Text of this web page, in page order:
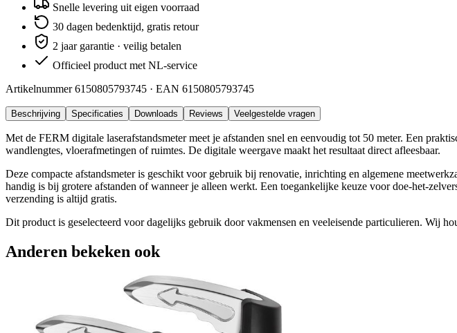
Snelle levering uit eigen voorraad
30 dagen bedenktijd, gratis retour
2 jaar garantie · veilig betalen
Officieel product met NL-service
Artikelnummer6150805793745 · EAN 6150805793745
Beschrijving Specificaties Downloads Reviews Veelgestelde vragen
Met de FERM digitale laserafstandsmeter meet je afstanden snel en eenvoudig tot 50 meter. Een
wandlengtes, vloerafmetingen of ruimtes. De digitale weergave maakt het resultaat direct afleesbaar.
Deze compacte afstandsmeter is geschikt voor gebruik bij renovatie, inrichting en algemene
handig is bij grotere afstanden of wanneer je alleen werkt. Een toegankelijke keuze voor doe-het-
verzending is altijd gratis.
Dit product is geselecteerd voor dagelijks gebruik door vakmensen en veeleisende particulieren. Wij
Anderen bekeken ook